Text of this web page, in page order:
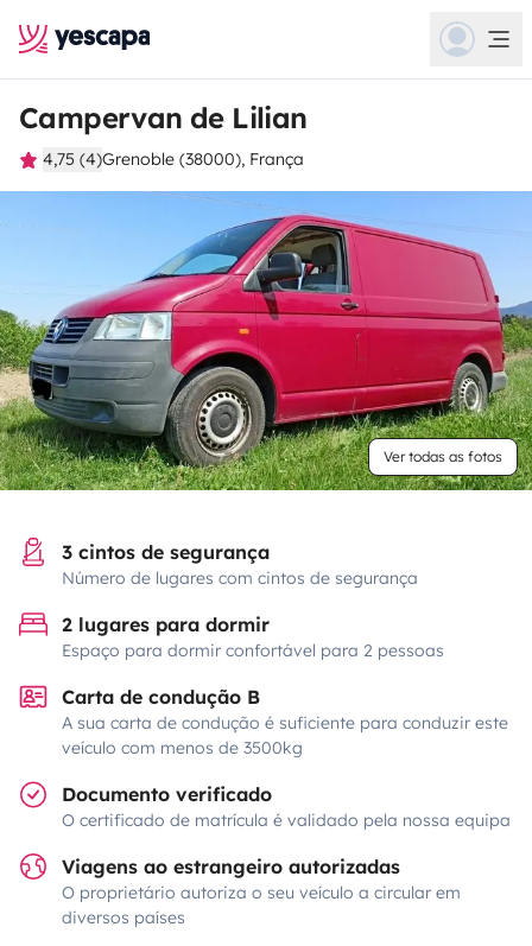
Campervan de Lilian
4,75 (4)Grenoble (38000), França
Ver todas as fotos
3 cintos de segurança
Número de lugares com cintos de segurança
2 lugares para dormir
Espaço para dormir confortável para 2 pessoas
Carta de condução B
A sua carta de condução é suficiente para conduzir este
veículo com menos de 3500kg
Documento verificado
O certificado de matrícula é validado pela nossa equipa
Viagens ao estrangeiro autorizadas
O proprietário autoriza o seu veículo a circular em
diversos países